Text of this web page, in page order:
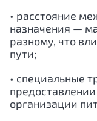
• расстояние
назначения —
разному, что
пути;
• специальные
организации